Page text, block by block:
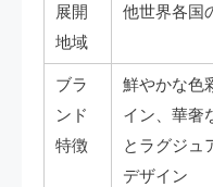
展開
地域
他世界各国
ブラ
ンド
特徴
鮮やかな色
イン、華奢
とラグジュ
デザイン